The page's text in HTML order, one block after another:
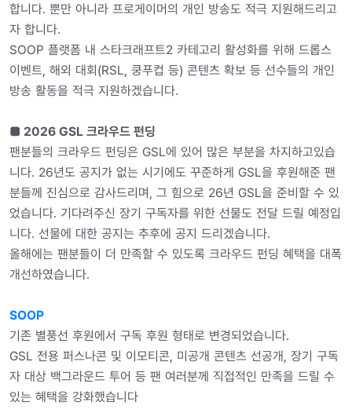
합니다. 뿐만 아니라 프로게이머의 개인 방송도 적극 지원해드리고
자 합니다.
SOOP 플랫폼 내 스타크래프트2 카테고리 활성화를 위해 드롭스
이벤트, 해외 대회(RSL, 쿵푸컵 등) 콘텐츠 확보 등 선수들의 개인
방송 활동을 적극 지원하겠습니다.
■ 2026 GSL 크라우드 펀딩
팬분들의 크라우드 펀딩은 GSL에 있어 많은 부분을 차지하고있습
니다. 26년도 공지가 없는 시기에도 꾸준하게 GSL을 후원해준 팬
분들께 진심으로 감사드리며, 그 힘으로 26년 GSL을 준비할 수 있
었습니다. 기다려주신 장기 구독자를 위한 선물도 전달 드릴 예정입
니다. 선물에 대한 공지는 추후에 공지 드리겠습니다.
올해에는 팬분들이 더 만족할 수 있도록 크라우드 펀딩 혜택을 대폭
개선하였습니다.
SOOP
기존 별풍선 후원에서 구독 후원 형태로 변경되었습니다.
GSL 전용 퍼스나콘 및 이모티콘, 미공개 콘텐츠 선공개, 장기 구독
자 대상 백그라운드 투어 등 팬 여러분께 직접적인 만족을 드릴 수
있는 혜택을 강화했습니다